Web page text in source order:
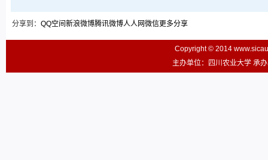
分享到： QQ空间 新浪微博腾讯微博人人网微信更多分享
Copyright © 2014
主办单位：四川农业大学 承